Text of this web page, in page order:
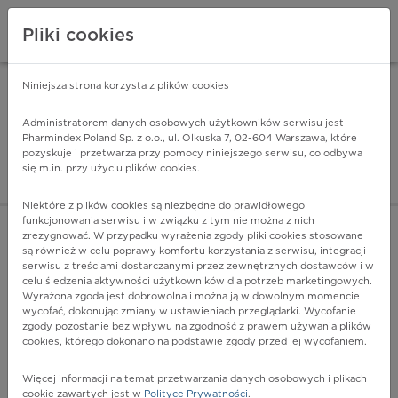
Pharmindex - lider
ZALOGUJ SIĘ
K74.5 - Marskość żółciowa, nieokreślona
Więcej na lekiicd10.pl
Pliki cookies
Niniejsza strona korzysta z plików cookies
Administratorem danych osobowych użytkowników serwisu jest
Pharmindex Poland Sp. z o.o., ul. Olkuska 7, 02-604 Warszawa, które
pozyskuje i przetwarza przy pomocy niniejszego serwisu, co odbywa
się m.in. przy użyciu plików cookies.
Niektóre z plików cookies są niezbędne do prawidłowego
funkcjonowania serwisu i w związku z tym nie można z nich
zrezygnować. W przypadku wyrażenia zgody pliki cookies stosowane
są również w celu poprawy komfortu korzystania z serwisu, integracji
serwisu z treściami dostarczanymi przez zewnętrznych dostawców i w
celu śledzenia aktywności użytkowników dla potrzeb marketingowych.
Wyrażona zgoda jest dobrowolna i można ją w dowolnym momencie
wycofać, dokonując zmiany w ustawieniach przeglądarki. Wycofanie
zgody pozostanie bez wpływu na zgodność z prawem używania plików
cookies, którego dokonano na podstawie zgody przed jej wycofaniem.
Więcej informacji na temat przetwarzania danych osobowych i plikach
cookie zawartych jest w Polityce Prywatności.
ZA DARMO - w Google Play INSTALUJ